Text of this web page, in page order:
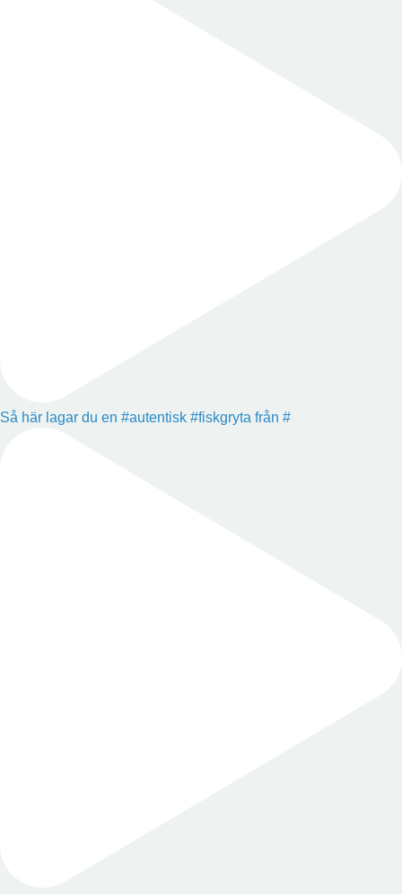
Så här lagar du en #autentisk #fiskgryta från #